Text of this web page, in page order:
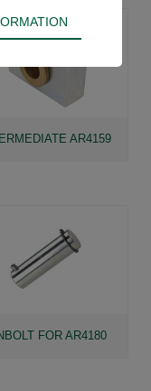
AR4159
FOR AR4180
hjemmesidens
kan derfor
design,
bruges.